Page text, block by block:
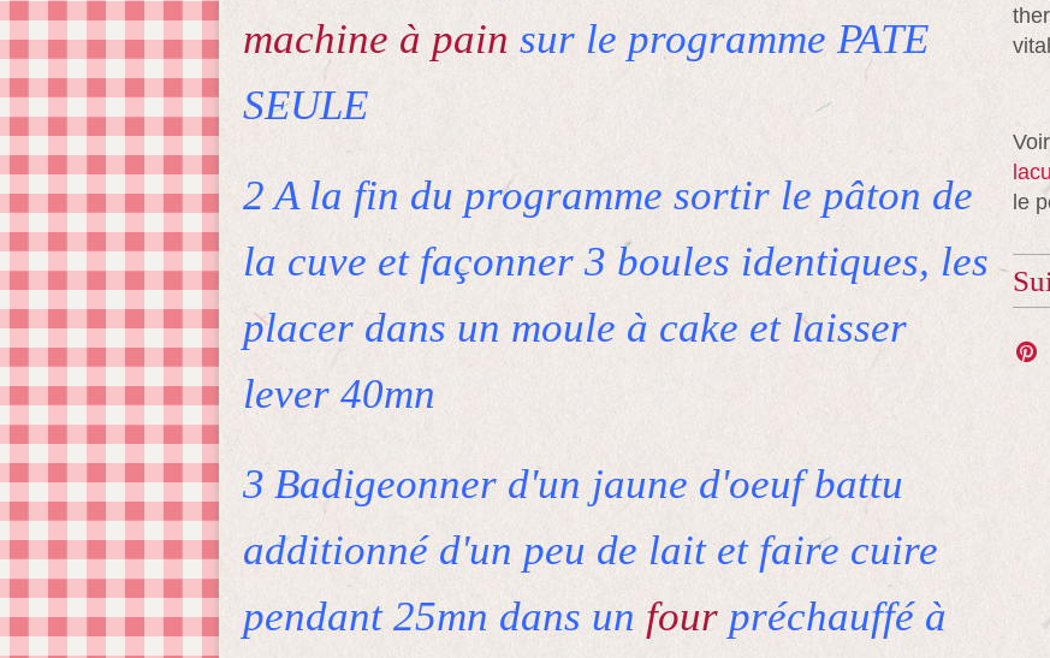
machine à pain sur le programme PATE
SEULE
2 A la fin du programme sortir le pâton de
la cuve et façonner 3 boules identiques, les
placer dans un moule à cake et laisser
lever 40mn
3 Badigeonner d'un jaune d'oeuf battu
additionné d'un peu de lait et faire cuire
pendant 25mn dans un four préchauffé à
le